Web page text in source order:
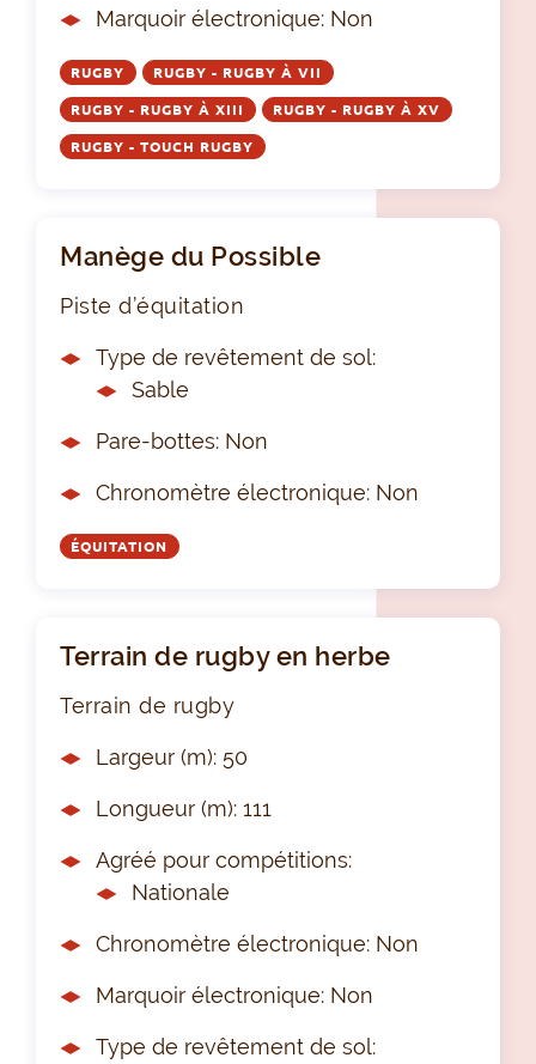
Marquoir électronique: Non
RUGBY RUGBY - RUGBY À VII
RUGBY - RUGBY À XIII RUGBY - RUGBY À XV
RUGBY - TOUCH RUGBY
Manège du Possible
Piste d’équitation
Type de revêtement de sol:
Sable
Pare-bottes: Non
Chronomètre électronique: Non
ÉQUITATION
Terrain de rugby en herbe
Terrain de rugby
Largeur (m): 50
Longueur (m): 111
Agréé pour compétitions:
Nationale
Chronomètre électronique: Non
Marquoir électronique: Non
Type de revêtement de sol: